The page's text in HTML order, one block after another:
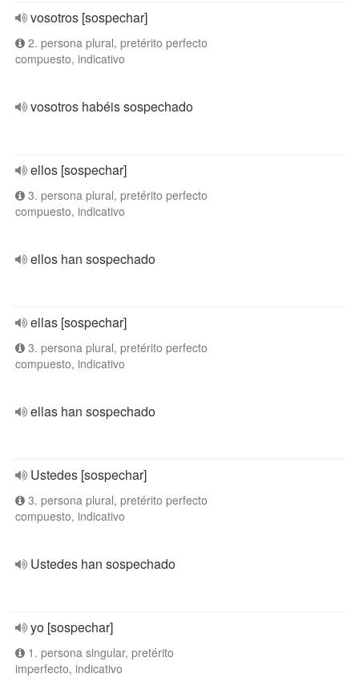
vosotros [sospechar]
2. persona plural, pretérito perfecto
compuesto, indicativo
vosotros habéis sospechado
ellos [sospechar]
3. persona plural, pretérito perfecto
compuesto, indicativo
ellos han sospechado
ellas [sospechar]
3. persona plural, pretérito perfecto
compuesto, indicativo
ellas han sospechado
Ustedes [sospechar]
3. persona plural, pretérito perfecto
compuesto, indicativo
Ustedes han sospechado
yo [sospechar]
1. persona singular, pretérito
imperfecto, indicativo